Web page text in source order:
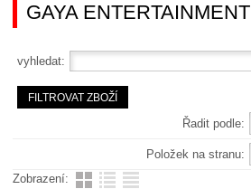
GAYA ENTERTAINMENT
vyhledat:
Řadit podle:
Položek na stranu:
Zobrazení: